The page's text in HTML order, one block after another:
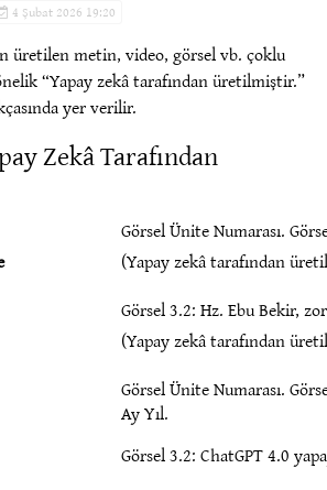
4 Şubat 2026 19:20
üretilen metin, video, görsel vb. çoklu
“Yapay zekâ tarafından üretilmiştir.”
yer verilir.
Zekâ Tarafından
Görsel Ünite Numarası.
(Yapay zekâ tarafından
Görsel 3.2: Hz. Ebu Bekir,
(Yapay zekâ tarafından
Görsel Ünite Numarası.
Ay Yıl.
Görsel 3.2: ChatGPT 4.0